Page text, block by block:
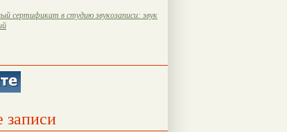
сертификат в студию звукозаписи: звук
записи